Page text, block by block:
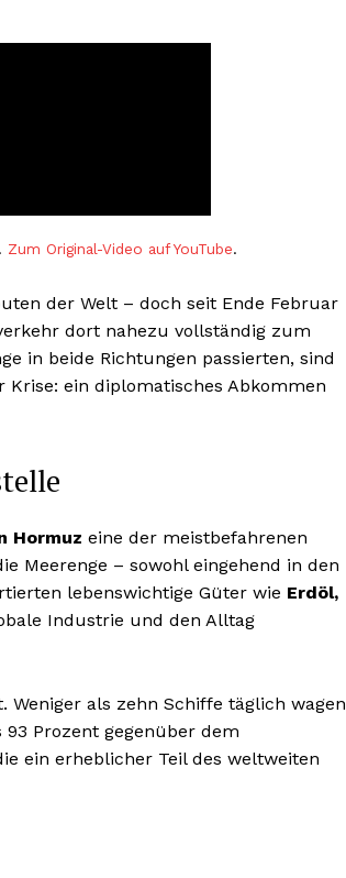
Zum Original-Video auf YouTube.
der Welt – doch seit Ende Februar
dort nahezu vollständig zum
in beide Richtungen passierten, sind
Krise: ein diplomatisches Abkommen
Hormuz eine der meistbefahrenen
Meerenge – sowohl eingehend in den
lebenswichtige Güter wie Erdöl,
Industrie und den Alltag
als zehn Schiffe täglich wagen
Prozent gegenüber dem
ein erheblicher Teil des weltweiten